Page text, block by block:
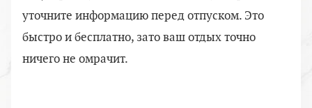
уточните информацию перед отпуском. Это
быстро и бесплатно, зато ваш отдых точно
ничего не омрачит.